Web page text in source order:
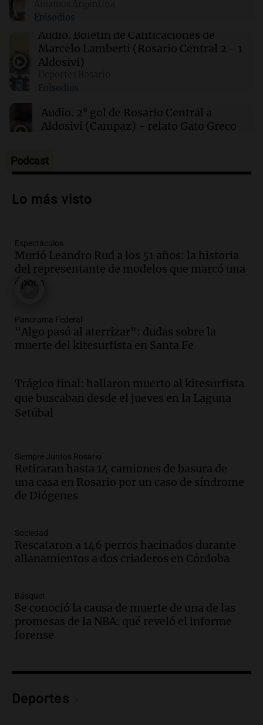
00:27 Clima
Clima en Tucumán: cómo estará el tiempo
este sábado 8 de agosto
Clima en Mendoza: cómo estará el tiempo
Episodios
Audio. Boletín de Calificaciones de
Marcelo Lamberti (Rosario Central 2 - 1
Aldosivi)
Episodios
Audio. 2° gol de Rosario Central a
Aldosivi (Campaz) - relato Gato Greco
Audio.Nuevo desarrollo urbano y casa
en Villa María
Audio.
la Bulaya abrirá sus puertas mañana con
diversas actividades y sorpresas
Panorama Federal
edificios y proyecta una casa del
estudiante con 48 municipios
involucrados
Episodios
Audio.1° gol de Rosario Central a
Aldosivi (Zalazar en contra) - relato
Gato Greco
Audio.Recomendaciones de vino
bonarda para disfrutar el fin de semana
en Mendoza
Panorama Federal
Audio.
en la Sociedad Rural de Bulaya con
actividades para toda la familia
Audio.
edificios y una casa del estudiante para
jóvenes de la región
Panorama Federal
Audio.Preparativos finales para la gran
Bulaya este sábado
Podcast
Lo más visto
Espectáculos
Murió Leandro Rud a los 51 años: la historia
del representante de modelos que marcó una
época
Panorama Federal
"Algo pasó al aterrizar": dudas sobre la
muerte del kitesurfista en Santa Fe
Trágico final: hallaron muerto al kitesurfista
que buscaban desde el jueves en la Laguna
Setúbal
Siempre Juntos Rosario
Retiraran hasta 14 camiones de basura de
una casa en Rosario por un caso de síndrome
de Diógenes
Sociedad
Rescataron a 146 perros hacinados durante
allanamientos a dos criaderos en Córdoba
Básquet
Se conoció la causa de muerte de una de las
promesas de la NBA: qué reveló el informe
forense
Deportes